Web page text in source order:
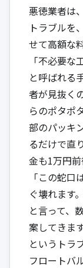
悪徳業者は
トラブルを
せて高額な
「不必要な
と呼ばれる
者が見抜く
らのポタポ
部のパッキ
るだけで直
金も1万円
「この蛇
ぐ壊れます
と言って、
案してきま
というトラ
フロートバ